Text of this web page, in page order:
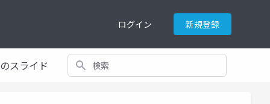
ログイン 新規登録
スライド 検索